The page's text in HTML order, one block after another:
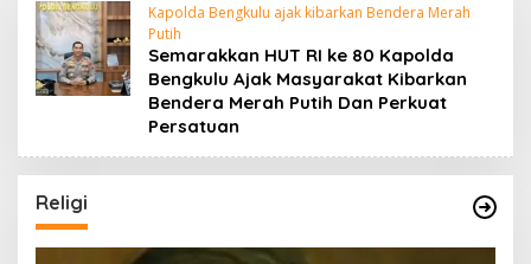
Kapolda Bengkulu ajak kibarkan Bendera Merah
Putih
Semarakkan HUT RI ke 80 Kapolda
Bengkulu Ajak Masyarakat Kibarkan
Bendera Merah Putih Dan Perkuat
Persatuan
Religi